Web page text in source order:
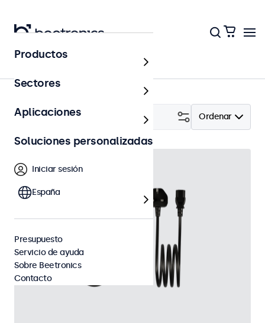
Accesorios
Ordenar
Filtrar (15)
Productos
Sectores
Aplicaciones
Soluciones personalizadas
Iniciar sesión
España
Presupuesto
Servicio de ayuda
Sobre Beetronics
Contacto